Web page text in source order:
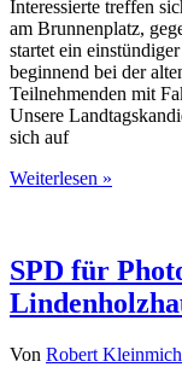
Interessierte treffen
am Brunnenplatz,
startet ein
beginnend bei der
Teilnehmenden mit
Unsere
sich auf
Der
lädt
zum
historischen
durch
Weiterlesen »
SPD für
Von Robert